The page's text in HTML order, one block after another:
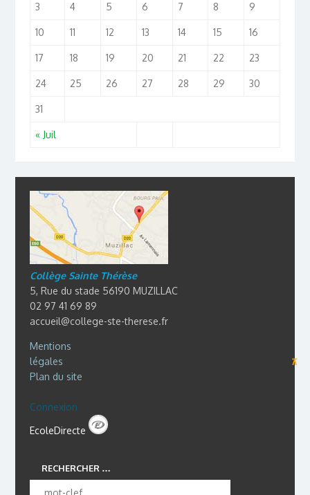
« Juil
3 4 5 6 7 8 9
10 11 12 13 14 15 16
17 18 19 20 21 22 23
24 25 26 27 28 29 30
31
Collège Sainte Thérèse
5, Rue du stade 56190 MUZILLAC
02 97 41 69 89
accueil@college-ste-therese.fr
Mentions
légales
⊼
Plan du site
Connexion
EcoleDirecte
RECHERCHER …